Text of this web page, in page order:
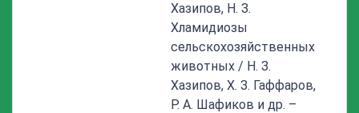
Хазипов, Н. З.
Хламидиозы
сельскохозяйственных
животных / Н. З.
Хазипов, Х. З. Гаффаров,
Р. А. Шафиков и др. –